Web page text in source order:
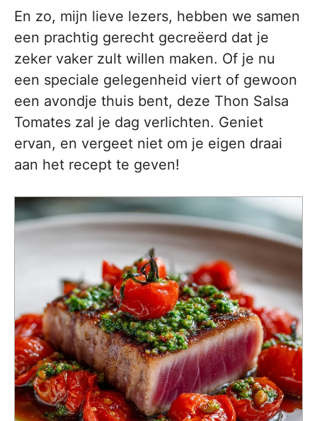
En zo, mijn lieve lezers, hebben we samen
een prachtig gerecht gecreëerd dat je
zeker vaker zult willen maken. Of je nu
een speciale gelegenheid viert of gewoon
een avondje thuis bent, deze Thon Salsa
Tomates zal je dag verlichten. Geniet
ervan, en vergeet niet om je eigen draai
aan het recept te geven!